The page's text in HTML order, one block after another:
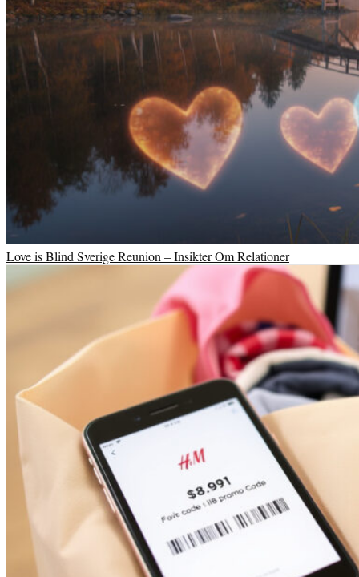
Love is Blind Sverige Reunion – Insikter Om Relationer